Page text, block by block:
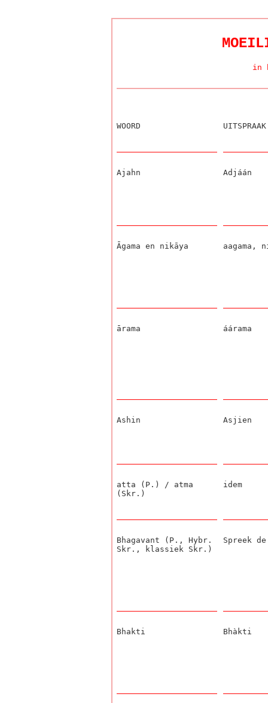
in
WOORD UITSPRAAK
Ajahn Adjáán
Āgama en nikāya aagama,
ārama áárama
Ashin Asjien
atta (P.) / atma
(Skr.)
idem
Bhagavant (P., Hybr.
Skr., klassiek Skr.)
Spreek
Bhakti Bhàkti